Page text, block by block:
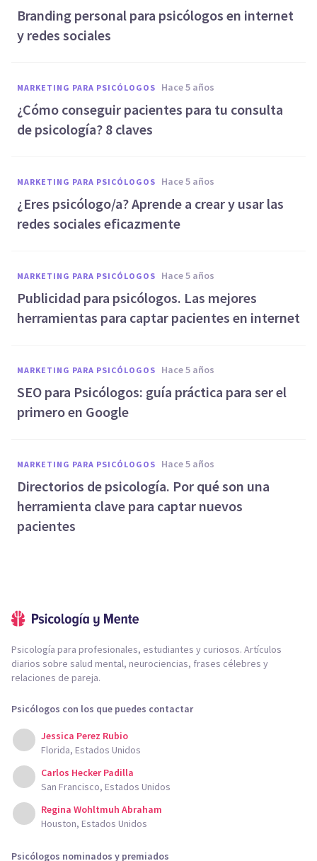
​Branding personal para psicólogos en internet
y redes sociales
MARKETING PARA PSICÓLOGOS hace 5 años
¿Cómo conseguir pacientes para tu consulta
de psicología? 8 claves
MARKETING PARA PSICÓLOGOS hace 5 años
¿Eres psicólogo/a? Aprende a crear y usar las
redes sociales eficazmente
MARKETING PARA PSICÓLOGOS hace 5 años
Publicidad para psicólogos. Las mejores
herramientas para captar pacientes en internet
MARKETING PARA PSICÓLOGOS hace 5 años
SEO para Psicólogos: guía práctica para ser el
primero en Google
MARKETING PARA PSICÓLOGOS hace 5 años
Directorios de psicología. Por qué son una
herramienta clave para captar nuevos
pacientes
Psicología para profesionales, estudiantes y curiosos. Artículos
diarios sobre salud mental, neurociencias, frases célebres y
relaciones de pareja.
Psicólogos con los que puedes contactar
Jessica Perez Rubio
Florida, Estados Unidos
Carlos Hecker Padilla
San Francisco, Estados Unidos
Regina Wohltmuh Abraham
Houston, Estados Unidos
Psicólogos nominados y premiados